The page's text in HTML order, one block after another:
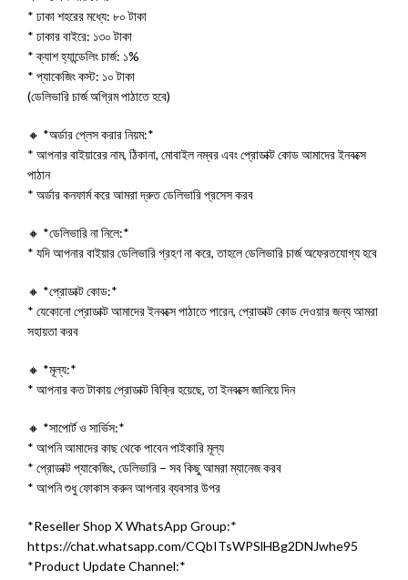
* ঢাকা শহরের মধ্যে: ৮০ টাকা
* ঢাকার বাইরে: ১৩০ টাকা
* ক্যাশ হ্যান্ডেলিং চার্জ: ১%
* প্যাকেজিং কস্ট: ১০ টাকা
(ডেলিভারি চার্জ অগ্রিম পাঠাতে হবে)
🔸 *অর্ডার প্লেস করার নিয়ম:*
* আপনার বাইয়ারের নাম, ঠিকানা, মোবাইল নম্বর এবং প্রোডাক্ট কোড আমাদের ইনবক্সে
পাঠান
* অর্ডার কনফার্ম করে আমরা দ্রুত ডেলিভারি প্রসেস করব
🔸 *ডেলিভারি না নিলে:*
* যদি আপনার বাইয়ার ডেলিভারি গ্রহণ না করে, তাহলে ডেলিভারি চার্জ অফেরতযোগ্য হবে
🔸 *প্রোডাক্ট কোড:*
* যেকোনো প্রোডাক্ট আমাদের ইনবক্সে পাঠাতে পারেন, প্রোডাক্ট কোড দেওয়ার জন্য আমরা
সহায়তা করব
🔸 *মূল্য:*
* আপনার কত টাকায় প্রোডাক্ট বিক্রি হয়েছে, তা ইনবক্সে জানিয়ে দিন
🔸 *সাপোর্ট ও সার্ভিস:*
* আপনি আমাদের কাছ থেকে পাবেন পাইকারি মূল্য
* প্রোডাক্ট প্যাকেজিং, ডেলিভারি – সব কিছু আমরা ম্যানেজ করব
* আপনি শুধু ফোকাস করুন আপনার ব্যবসার উপর
*Reseller Shop X WhatsApp Group:*
https://chat.whatsapp.com/CQbITsWPSlHBg2DNJwhe95
*Product Update Channel:*